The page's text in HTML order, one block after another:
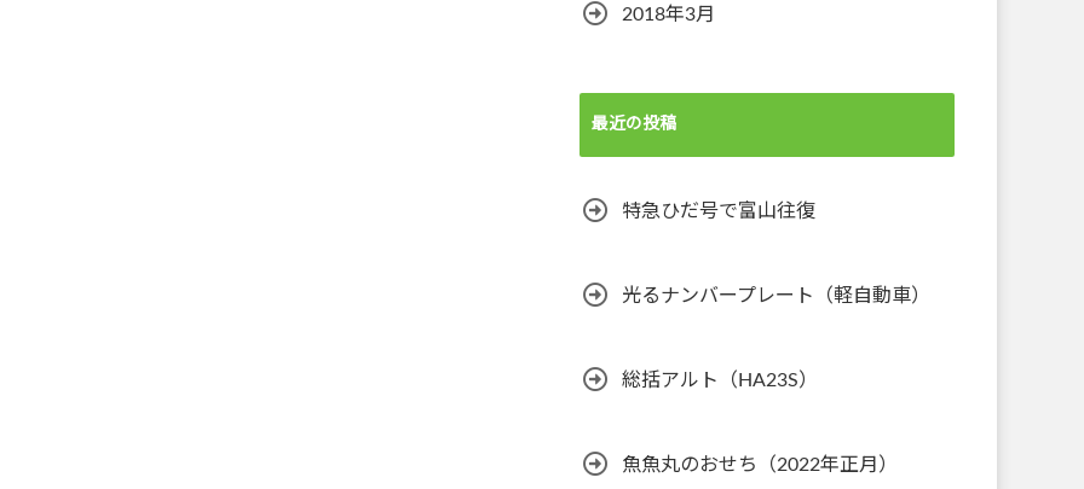
2018年3月
最近の投稿
特急ひだ号で富山往復
光るナンバープレート（軽自動車）
総括アルト（HA23S）
魚魚丸のおせち（2022年正月）